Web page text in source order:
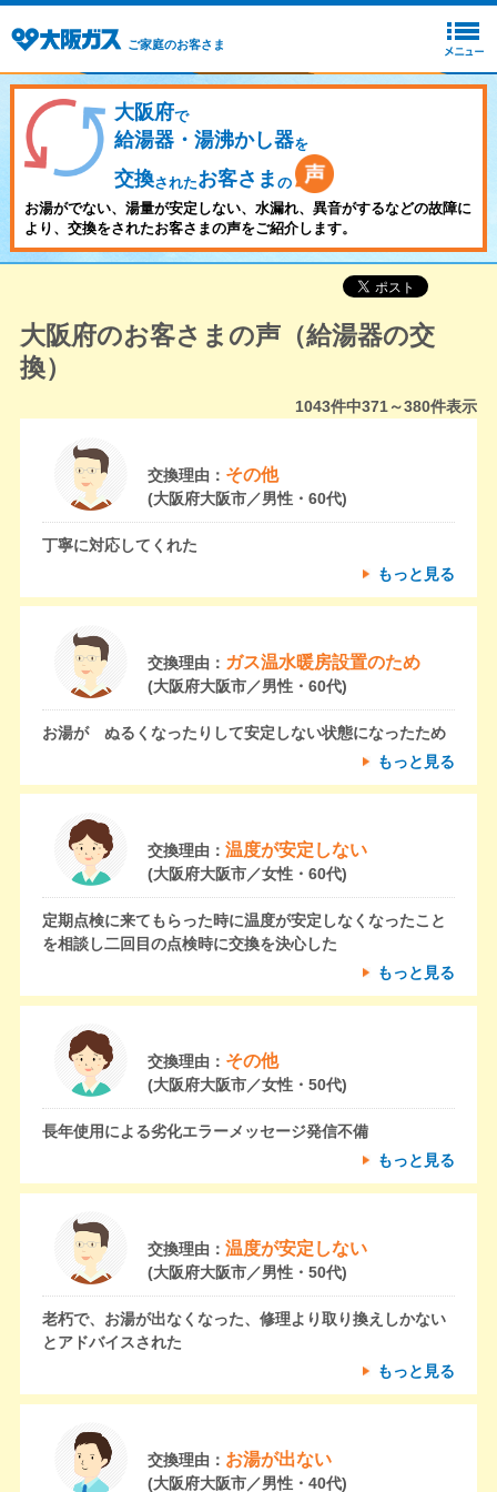
ご家庭のお客さま
大阪府で
給湯器・湯沸かし器を
交換されたお客さま の
お湯がでない、湯量が安定しない、水漏れ、異音がするなどの故障に
より、交換をされたお客さまの声をご紹介します。
大阪府のお客さまの声（給湯器の交
換）
1043件中371～380件表示
交換理由： その他
(大阪府大阪市／男性・60代)
丁寧に対応してくれた
もっと見る
交換理由： ガス温水暖房設置のため
(大阪府大阪市／男性・60代)
お湯が ぬるくなったりして安定しない状態になったため
もっと見る
交換理由： 温度が安定しない
(大阪府大阪市／女性・60代)
定期点検に来てもらった時に温度が安定しなくなったこと
を相談し二回目の点検時に交換を決心した
もっと見る
交換理由： その他
(大阪府大阪市／女性・50代)
長年使用による劣化エラーメッセージ発信不備
もっと見る
交換理由： 温度が安定しない
(大阪府大阪市／男性・50代)
老朽で、お湯が出なくなった、修理より取り換えしかない
とアドバイスされた
もっと見る
交換理由： お湯が出ない
(大阪府大阪市／男性・40代)